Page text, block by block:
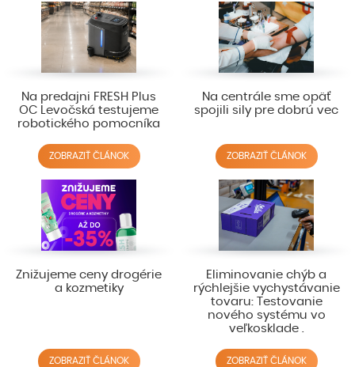
Na predajni FRESH Plus
OC Levočská testujeme
robotického pomocníka
ZOBRAZIŤ ČLÁNOK
Na centrále sme opäť
spojili sily pre dobrú vec
ZOBRAZIŤ ČLÁNOK
Znižujeme ceny drogérie
a kozmetiky
ZOBRAZIŤ ČLÁNOK
Eliminovanie chýb a
rýchlejšie vychystávanie
tovaru: Testovanie
nového systému vo
veľkosklade .
ZOBRAZIŤ ČLÁNOK